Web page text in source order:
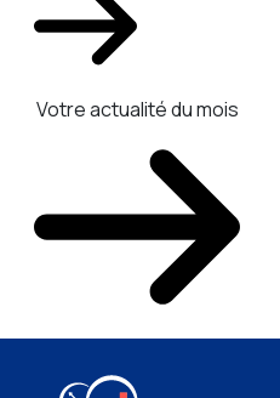
Votre actualité du mois